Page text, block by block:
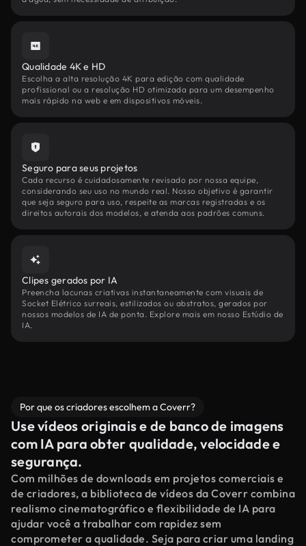
Qualidade 4K e HD
Escolha a alta resolução 4K para edição com qualidade
profissional ou a resolução HD otimizada para um desempenho
mais rápido na web e em dispositivos móveis.
Seguro para seus projetos
Cada recurso é cuidadosamente revisado por nossa equipe,
considerando seu uso no mundo real. Nosso objetivo é garantir
que seja seguro para uso, respeite as marcas registradas e os
direitos autorais dos modelos, e atenda aos padrões comuns.
Clipes gerados por IA
Preencha lacunas criativas instantaneamente com visuais de
Socket Elétrico surreais, estilizados ou abstratos, gerados por
nossos modelos de IA de ponta. Explore mais em nosso Estúdio de
IA.
Por que os criadores escolhem a Coverr?
Use vídeos originais e de banco de imagens
com IA para obter qualidade, velocidade e
segurança.
Com milhões de downloads em projetos comerciais e
de criadores, a biblioteca de vídeos da Coverr combina
realismo cinematográfico e flexibilidade de IA para
ajudar você a trabalhar com rapidez sem
comprometer a qualidade. Seja para criar uma landing